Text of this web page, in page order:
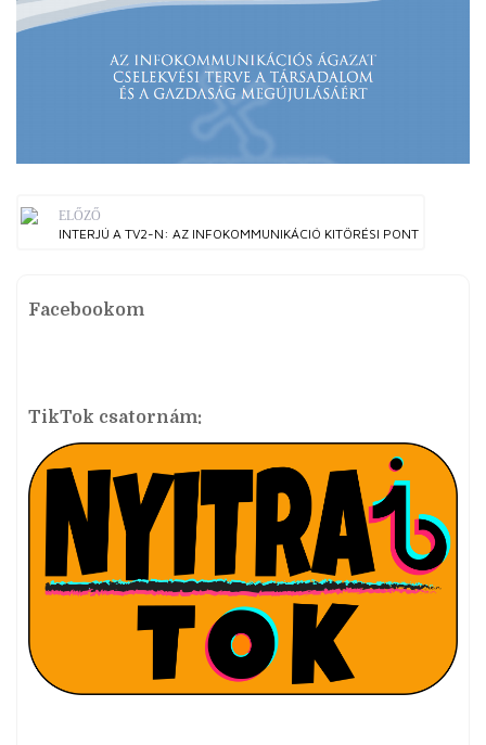
ELŐZŐ
INTERJÚ A TV2-N: AZ INFOKOMMUNIKÁCIÓ KITÖRÉSI PONT
Facebookom
TikTok csatornám: